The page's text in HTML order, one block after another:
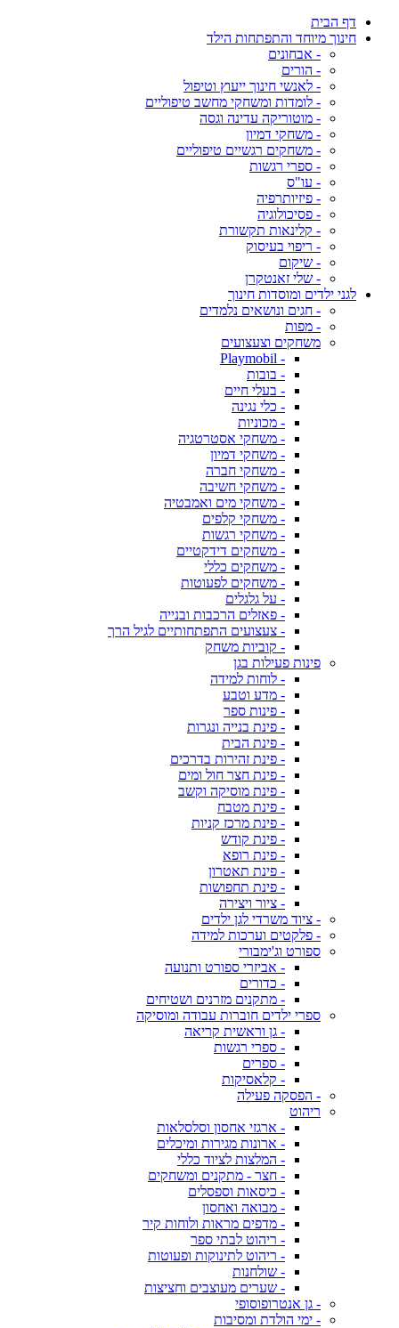
דף הבית
חינוך מיוחד והתפתחות הילד
- אבחונים
- הורים
- לאנשי חינוך ייעוץ וטיפול
- לומדות ומשחקי מחשב טיפוליים
- מוטוריקה עדינה וגסה
- משחקי דמיון
- משחקים רגשיים טיפוליים
- ספרי רגשות
- עו"ס
- פיזיותרפיה
- פסיכולוגיה
- קלינאות תקשורת
- ריפוי בעיסוק
- שיקום
- שלי זאנטקרן
לגני ילדים ומוסדות חינוך
- חגים ונושאים נלמדים
- מפות
משחקים וצעצועים
- Playmobil
- בובות
- בעלי חיים
- כלי נגינה
- מכוניות
- משחקי אסטרטגיה
- משחקי דמיון
- משחקי חברה
- משחקי חשיבה
- משחקי מים ואמבטיה
- משחקי קלפים
- משחקי רגשות
- משחקים דידקטיים
- משחקים כללי
- משחקים לפעוטות
- על גלגלים
- פאזלים הרכבות ובנייה
- צעצועים התפתחותיים לגיל הרך
- קוביות משחק
פינות פעילות בגן
- לוחות למידה
- מדע וטבע
- פינות ספר
- פינת בנייה ונגרות
- פינת הבית
- פינת זהירות בדרכים
- פינת חצר חול ומים
- פינת מוסיקה וקשב
- פינת מטבח
- פינת מרכז קניות
- פינת קודש
- פינת רופא
- פינת תאטרון
- פינת תחפושות
- ציור ויצירה
- ציוד משרדי לגן ילדים
- פלקטים וערכות למידה
ספורט וג'ימבורי
- אביזרי ספורט ותנועה
- כדורים
- מתקנים מזרנים ושטיחים
ספרי ילדים חוברות עבודה ומוסיקה
- גן וראשית קריאה
- ספרי רגשות
- ספרים
- קלאסיקות
- הפסקה פעילה
ריהוט
- ארגזי אחסון וסלסלאות
- ארונות מגירות ומיכלים
- המלצות לציוד כללי
- חצר - מתקנים ומשחקים
- כיסאות וספסלים
- מבואה ואחסון
- מדפים מראות ולוחות קיר
- ריהוט לבתי ספר
- ריהוט לתינוקות ופעוטות
- שולחנות
- שערים מעוצבים וחציצות
- גן אנטרופוסופי
- ימי הולדת ומסיבות